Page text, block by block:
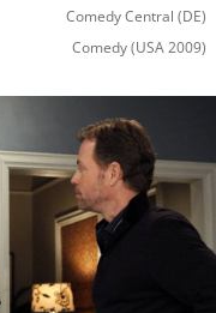
Comedy Central (DE)
Comedy(USA 2009)